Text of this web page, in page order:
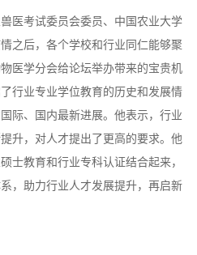
医考试委员会委员、中国农业大学
之后，各个学校和行业同仁能够聚
医学分会给论坛举办带来的宝贵机
行业专业学位教育的历史和发展情
际、国内最新进展。他表示，行业
升，对人才提出了更高的要求。他
士教育和行业专科认证结合起来，
，助力行业人才发展提升，再启新